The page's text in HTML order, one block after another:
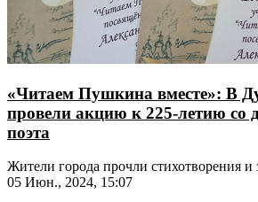
«Читаем Пушкина вместе»: В
провели акцию к 225-летию со
поэта
Жители города прочли стихотворения и
05 Июн., 2024, 15:07